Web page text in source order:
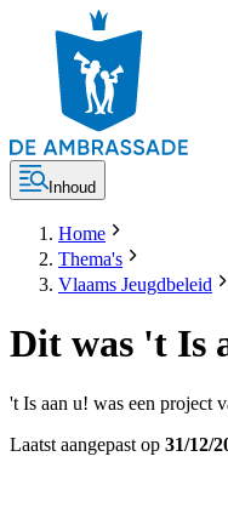
Inhoud
Home
Thema's
Vlaams Jeugdbeleid
Dit was 't Is
't Is aan u! was een project
Laatst aangepast op 31/12/